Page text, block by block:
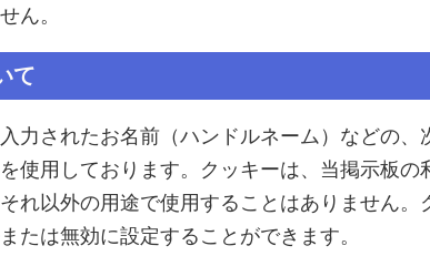
ん。
て
力されたお名前（ハンドルネーム）などの、
使用しております。クッキーは、当掲示板の
れ以外の用途で使用することはありません
たは無効に設定することができます。